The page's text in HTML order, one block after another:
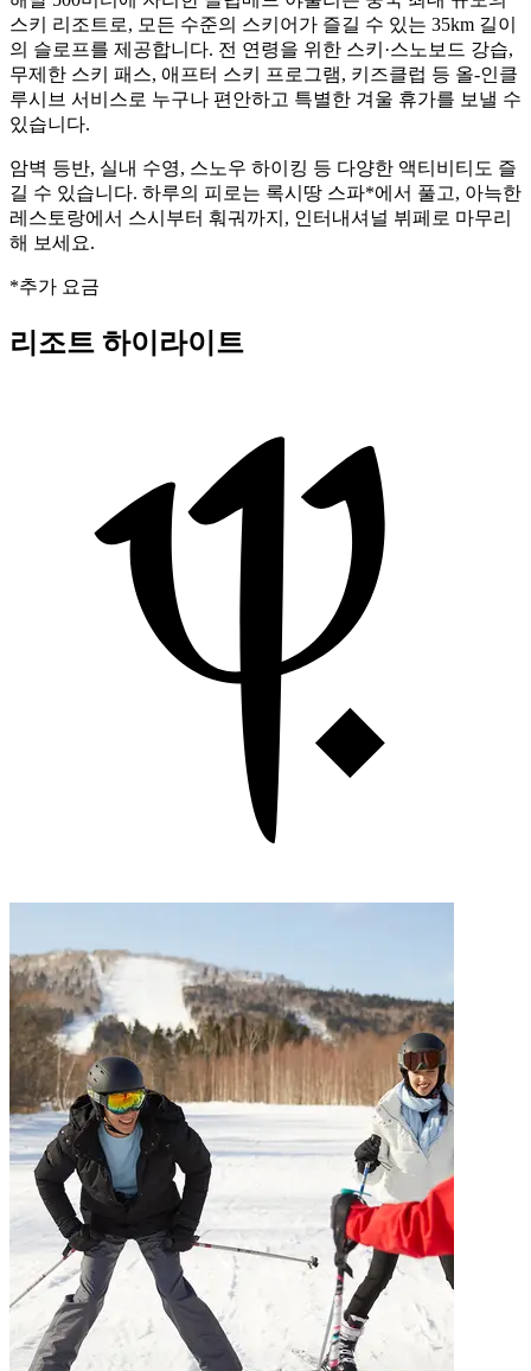
스키 리조트로, 모든 수준의 스키어가 즐길 수 있는 35km 길이
의 슬로프를 제공합니다. 전 연령을 위한 스키·스노보드 강습,
무제한 스키 패스, 애프터 스키 프로그램, 키즈클럽 등 올-인클
루시브 서비스로 누구나 편안하고 특별한 겨울 휴가를 보낼 수
있습니다.
암벽 등반, 실내 수영, 스노우 하이킹 등 다양한 액티비티도 즐
길 수 있습니다. 하루의 피로는 록시땅 스파*에서 풀고, 아늑한
레스토랑에서 스시부터 훠궈까지, 인터내셔널 뷔페로 마무리
해 보세요.
*추가 요금
리조트 하이라이트